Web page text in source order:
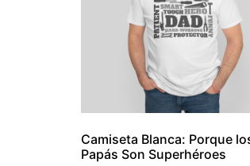
Camiseta Blanca: Porque
Papás Son Superhéroes